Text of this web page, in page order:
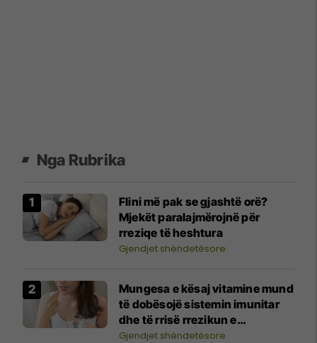
Nga Rubrika
Flini më pak se gjashtë orë?
Mjekët paralajmërojnë për
rreziqe të heshtura
Gjendjet shëndetësore
Mungesa e kësaj vitamine mund
të dobësojë sistemin imunitar
dhe të rrisë rrezikun e
infeksioneve
Gjendjet shëndetësore